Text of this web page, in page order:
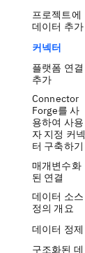
프로젝트에
데이터 추가
커넥터
플랫폼 연결
추가
Connector
Forge를 사
용하여 사용
자 지정 커넥
터 구축하기
매개변수화
된 연결
데이터 소스
정의 개요
데이터 정제
구조화된 데